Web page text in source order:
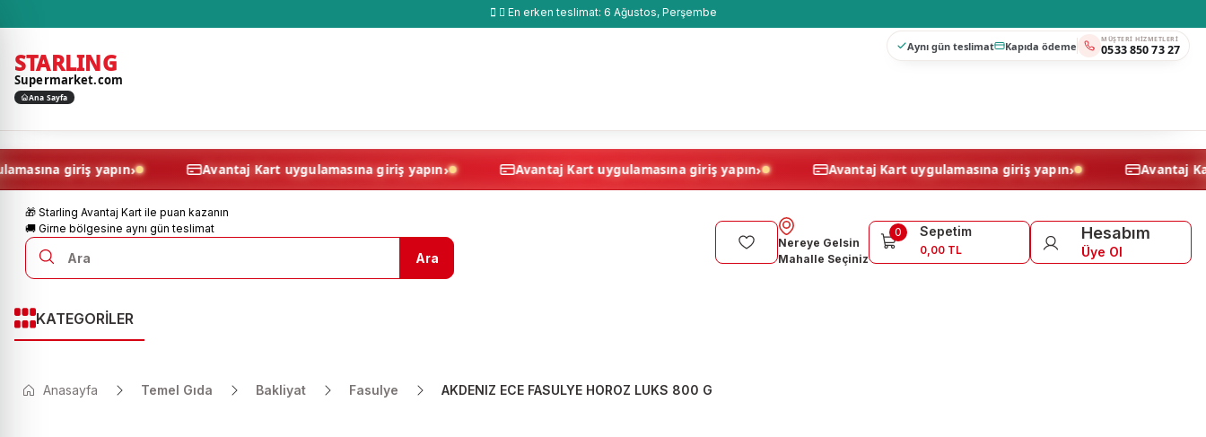
En erken teslimat: 6 Ağustos, Perşembe
STARLING
Supermarket.com
Ana Sayfa
Aynı gün teslimat Kapıda ödeme MÜŞTERI HIZMETLERI
0533 850 73 27
uygulamasına giriş yapın Avantaj Kart uygulamasına giriş yapın Avantaj Kart uygulamasına giriş yapın Avantaj Kart uygulamasına giriş yapın
🎁 Starling Avantaj Kart ile puan kazanın
🚚 Girne bölgesine aynı gün teslimat
Ara
Nereye Gelsin
Mahalle Seçiniz
Sepetim
0,00 TL
0 Hesabım
Üye Ol
KATEGORİLER
Anasayfa Temel Gıda Bakliyat Fasulye AKDENIZ ECE FASULYE HOROZ LUKS 800 G